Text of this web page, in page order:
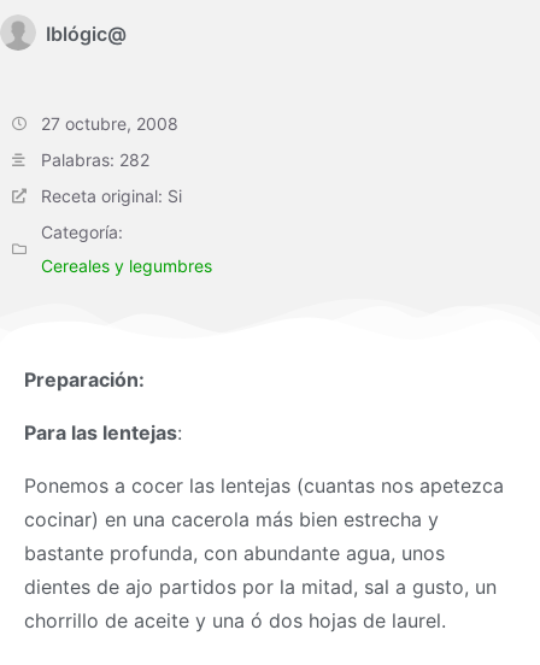
Iblógic@
27 octubre, 2008
Palabras: 282
Receta original: Si
Categoría:
Cereales y legumbres
Preparación:
Para las lentejas:
Ponemos a cocer las lentejas (cuantas nos apetezca
cocinar) en una cacerola más bien estrecha y
bastante profunda, con abundante agua, unos
dientes de ajo partidos por la mitad, sal a gusto, un
chorrillo de aceite y una ó dos hojas de laurel.